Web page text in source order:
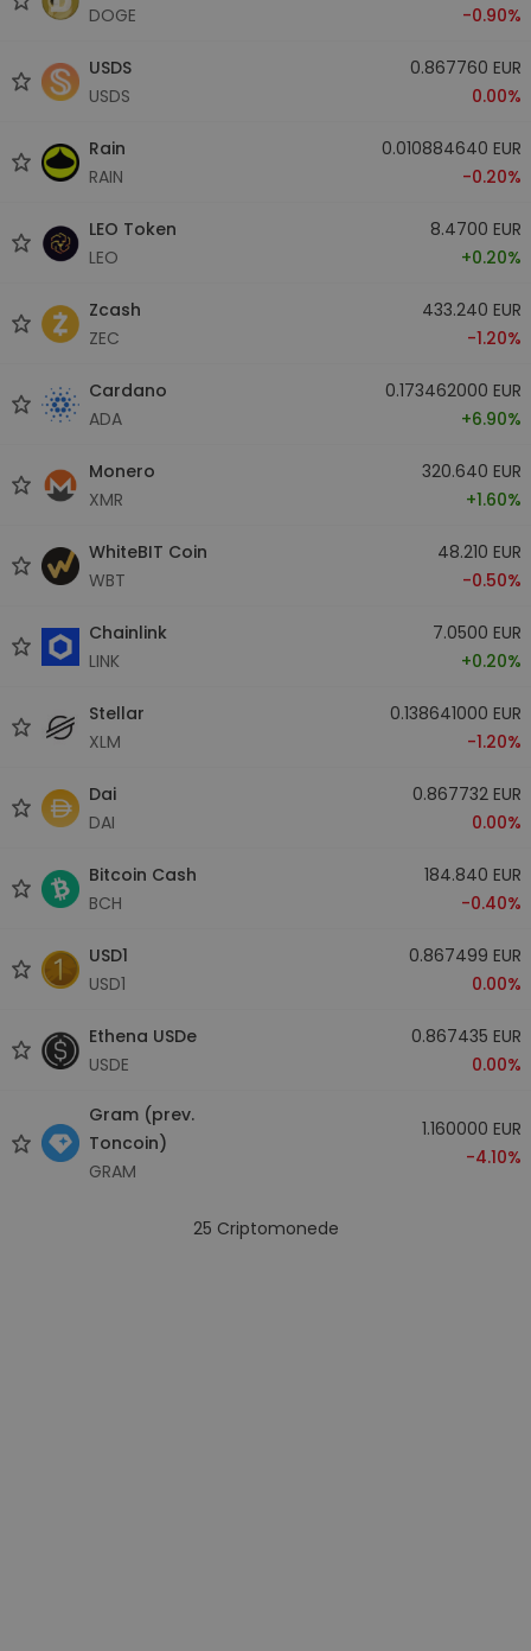
DOGE
-0.90%
USDS
USDS
0.867760 EUR
0.00%
Rain
RAIN
0.010884640 EUR
-0.20%
LEO Token
LEO
8.4700 EUR
+0.20%
Zcash
ZEC
433.240 EUR
-1.20%
Cardano
ADA
0.173462000 EUR
+6.90%
Monero
XMR
320.640 EUR
+1.60%
WhiteBIT Coin
WBT
48.210 EUR
-0.50%
Chainlink
LINK
7.0500 EUR
+0.20%
Stellar
XLM
0.138641000 EUR
-1.20%
Dai
DAI
0.867732 EUR
0.00%
Bitcoin Cash
BCH
184.840 EUR
-0.40%
USD1
USD1
0.867499 EUR
0.00%
Ethena USDe
USDE
0.867435 EUR
0.00%
Gram (prev.
Toncoin)
GRAM
1.160000 EUR
-4.10%
25 Criptomonede